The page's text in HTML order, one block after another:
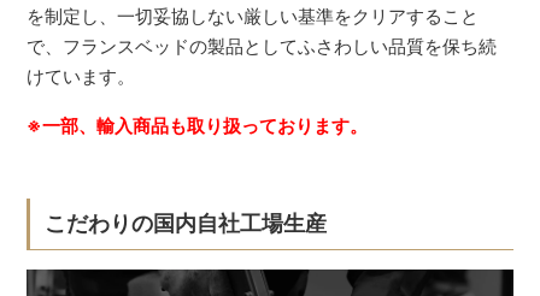
を制定し、一切妥協しない厳しい基準をクリアすること
で、フランスベッドの製品としてふさわしい品質を保ち続
けています。
※一部、輸入商品も取り扱っております。
こだわりの国内自社工場生産